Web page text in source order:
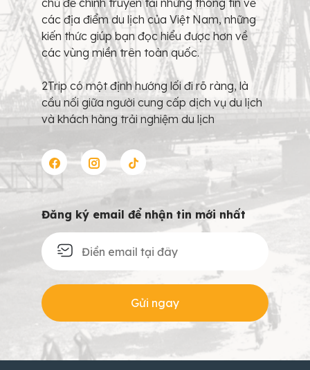
chủ đề chính truyền tải những thông tin về
các địa điểm du lịch của Việt Nam, những
kiến thức giúp bạn đọc hiểu được hơn về
các vùng miền trên toàn quốc.
2Trip có một định hướng lối đi rõ ràng, là
cầu nối giữa người cung cấp dịch vụ du lịch
và khách hàng trải nghiệm du lịch
Đăng ký email để nhận tin mới nhất
Gửi ngay